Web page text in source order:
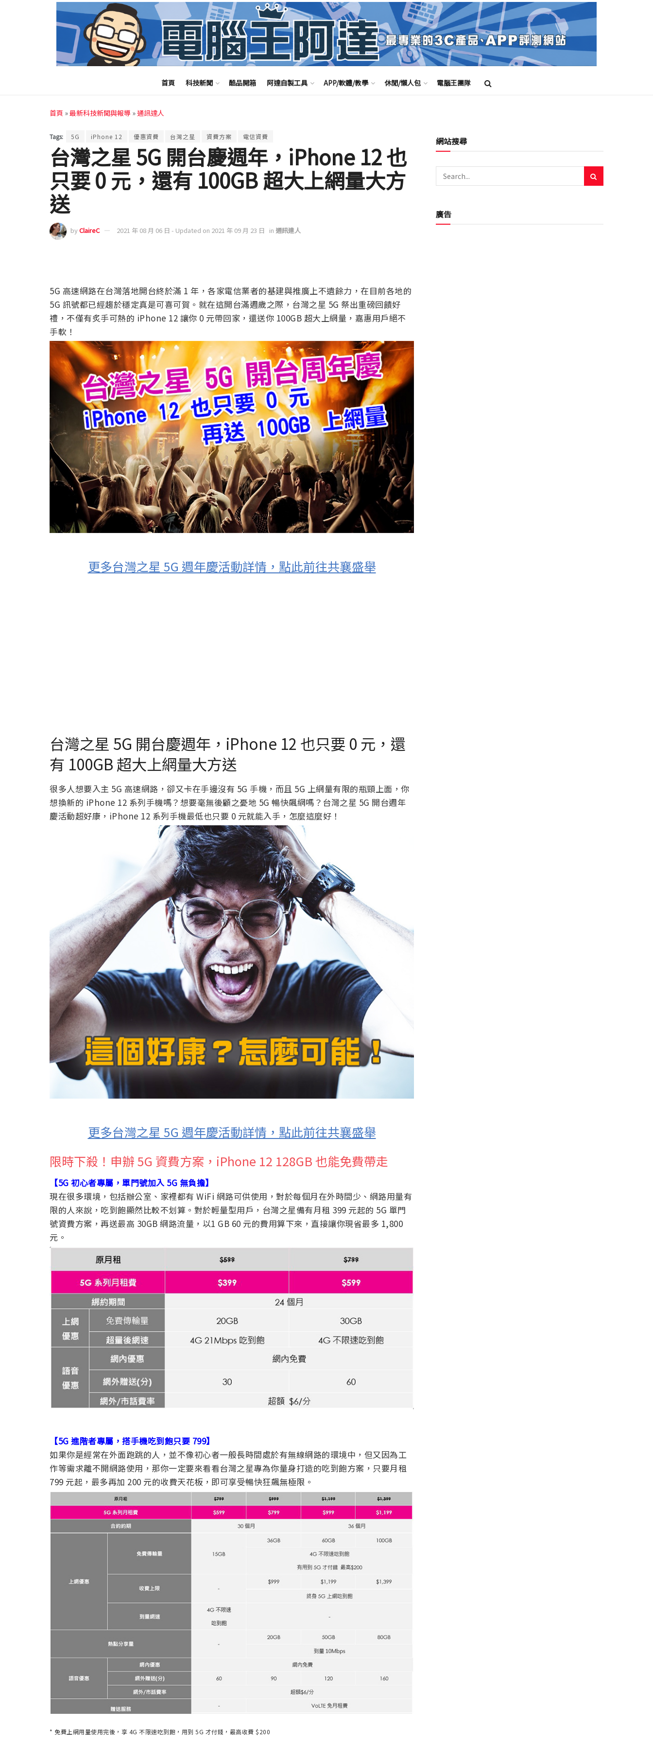
首頁 科技新聞 酷品開箱 阿達自製工具 APP/軟體/教學 休閒/懶人包 電腦王團隊
首頁 »最新科技新聞與報導 »通訊達人
Tags: 5G iPhone 12 優惠資費 台灣之星 資費方案 電信資費
台灣之星 5G 開台慶週年，iPhone 12 也
只要 0 元，還有 100GB 超大上網量大方
送
byClaireC 2021 年 08 月 06 日 - Updated on 2021 年 09 月 23 日 in 通訊達人
5G 高速網路在台灣落地開台終於滿 1 年，各家電信業者的基建與推廣上不遺餘力，在目前各地的
5G 訊號都已經趨於穩定真是可喜可賀。就在這開台滿週歲之際，台灣之星 5G 祭出重磅回饋好
禮，不僅有炙手可熱的 iPhone 12 讓你 0 元帶回家，還送你 100GB 超大上網量，嘉惠用戶絕不
手軟！
更多台灣之星 5G 週年慶活動詳情，點此前往共襄盛舉
台灣之星 5G 開台慶週年，iPhone 12 也只要 0 元，還
有 100GB 超大上網量大方送
很多人想要入主 5G 高速網路，卻又卡在手邊沒有 5G 手機，而且 5G 上網量有限的瓶頸上面，你
想換新的 iPhone 12 系列手機嗎？想要毫無後顧之憂地 5G 暢快飆網嗎？台灣之星 5G 開台週年
慶活動超好康，iPhone 12 系列手機最低也只要 0 元就能入手，怎麼這麼好！
更多台灣之星 5G 週年慶活動詳情，點此前往共襄盛舉
限時下殺！申辦 5G 資費方案，iPhone 12 128GB 也能免費帶走
【5G 初心者專屬，單門號加入 5G 無負擔】
現在很多環境，包括辦公室、家裡都有 WiFi 網路可供使用，對於每個月在外時間少、網路用量有
限的人來說，吃到飽顯然比較不划算。對於輕量型用戶，台灣之星備有月租 399 元起的 5G 單門
號資費方案，再送最高 30GB 網路流量，以1 GB 60 元的費用算下來，直接讓你現省最多 1,800
元。
【5G 進階者專屬，搭手機吃到飽只要 799】
如果你是經常在外面跑跳的人，並不像初心者一般長時間處於有無線網路的環境中，但又因為工
作等需求離不開網路使用，那你一定要來看看台灣之星專為你量身打造的吃到飽方案，只要月租
799 元起，最多再加 200 元的收費天花板，即可享受暢快狂飆無極限。
* 免費上網用量使用完後，享 4G 不限速吃到飽，用到 5G 才付錢，最高收費 $200
網站搜尋
廣告